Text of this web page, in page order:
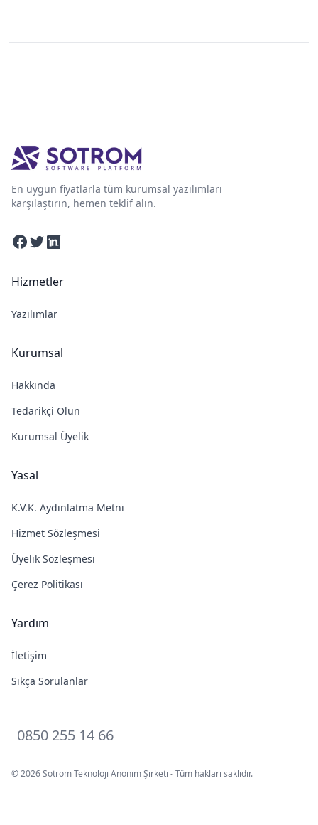
En uygun fiyatlarla tüm kurumsal yazılımları
karşılaştırın, hemen teklif alın.
Facebook
TwitterLinkedin
Hizmetler
Yazılımlar
Kurumsal
Hakkında
Tedarikçi Olun
Kurumsal Üyelik
Yasal
K.V.K. Aydınlatma Metni
Hizmet Sözleşmesi
Üyelik Sözleşmesi
Çerez Politikası
Yardım
İletişim
Sıkça Sorulanlar
0850 255 14 66
© 2026 Sotrom Teknoloji Anonim Şirketi - Tüm hakları saklıdır.